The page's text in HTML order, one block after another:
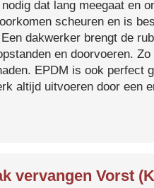
dat lang meegaat en
scheuren en is
dakwerker brengt de
en doorvoeren.
EPDM is ook perfect
altijd uitvoeren door een
vervangen Vorst